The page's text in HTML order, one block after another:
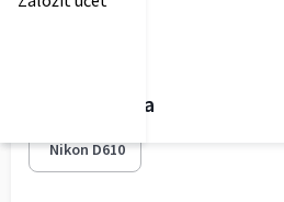
Fototechnika
Nikon D610